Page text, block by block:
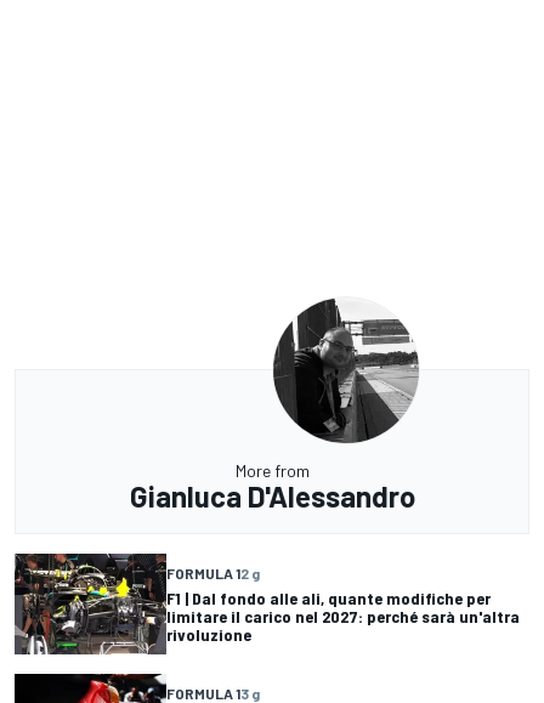
More from
Gianluca D'Alessandro
FORMULA 12 g
F1 | Dal fondo alle ali, quante modifiche per
limitare il carico nel 2027: perché sarà un'altra
rivoluzione
FORMULA 13 g